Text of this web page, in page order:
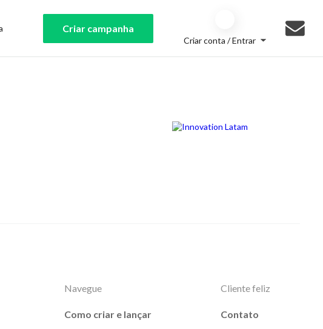
Criar campanha
Criar conta / Entrar
Navegue
Como criar e lançar
Cliente feliz
Contato